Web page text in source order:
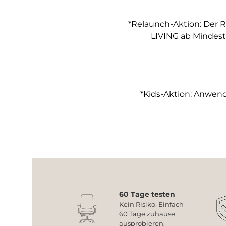
*Relaunch-Aktion: Der
LIVING ab
*Kids-Aktion:
60 Tage testen
Kein Risiko. Einfach
60 Tage zuhause
ausprobieren.